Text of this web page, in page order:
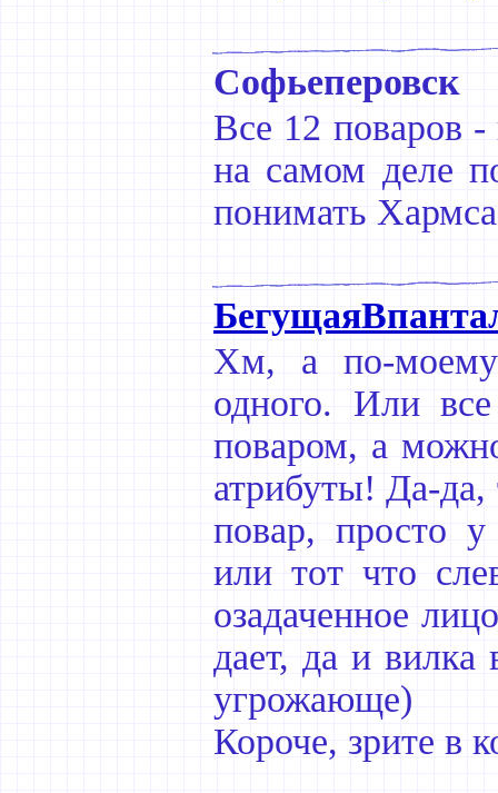
Софьеперовск
Все 12 поваров
на самом деле
понимать
Хм, а по-
одного. Или
поваром, а
атрибуты! Да-да,
повар, просто
или тот что
озадаченное
дает, да и вилка
угрожающе)
Короче, зрите в